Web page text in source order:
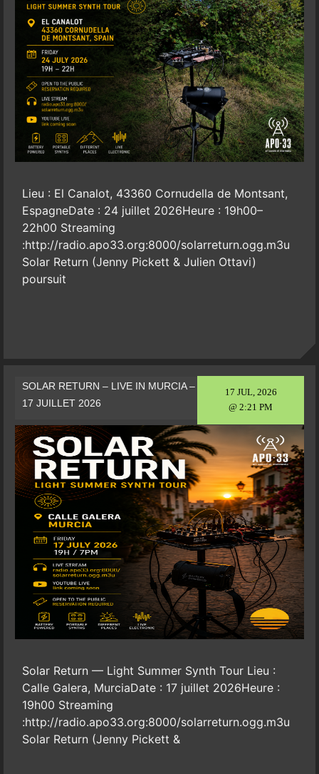
Lieu : El Canalot, 43360 Cornudella de Montsant,
EspagneDate : 24 juillet 2026Heure : 19h00–
22h00 Streaming
:http://radio.apo33.org:8000/solarreturn.ogg.m3u
Solar Return (Jenny Pickett & Julien Ottavi)
poursuit
17 JUL, 2026
@ 2:21 PM
SOLAR RETURN – LIVE IN MURCIA –
17 JUILLET 2026
Solar Return — Light Summer Synth Tour Lieu :
Calle Galera, MurciaDate : 17 juillet 2026Heure :
19h00 Streaming
:http://radio.apo33.org:8000/solarreturn.ogg.m3u
Solar Return (Jenny Pickett &